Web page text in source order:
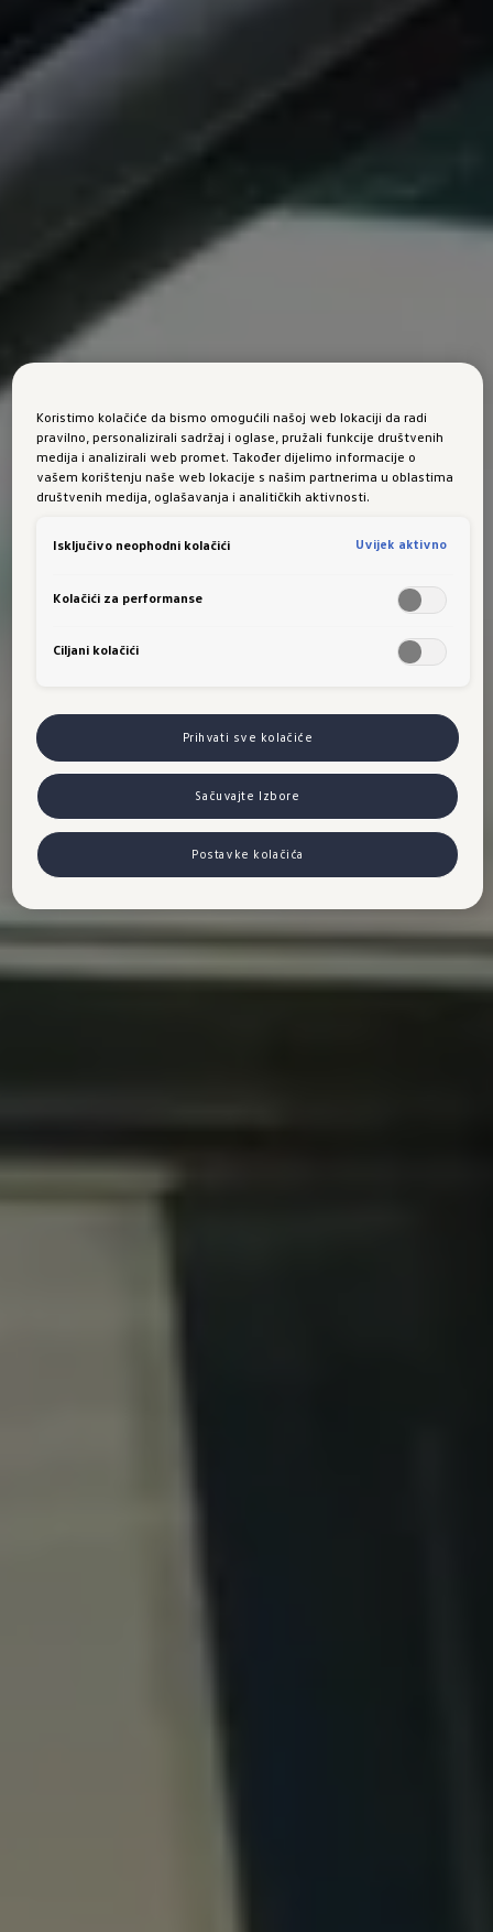
Koristimo kolačiće da bismo omogućili našoj web lokaciji da radi
pravilno, personalizirali sadržaj i oglase, pružali funkcije društvenih
medija i analizirali web promet. Također dijelimo informacije o
vašem korištenju naše web lokacije s našim partnerima u oblastima
društvenih medija, oglašavanja i analitičkih aktivnosti.
Isključivo neophodni kolačići Uvijek aktivno
Kolačići za performanse
Ciljani kolačići
Prihvati sve kolačiće
Sačuvajte Izbore
Postavke kolačića